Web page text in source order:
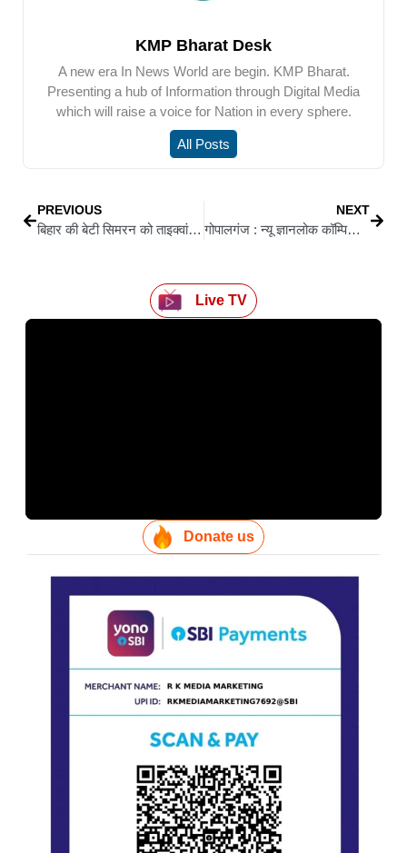
KMP Bharat Desk
A new era In News World are begin. KMP Bharat.
Presenting a hub of Information through Digital Media
which will raise a voice for Nation in every sphere.
All Posts
PREVIOUS
बिहार की बेटी सिमरन को ताइक्वांडो में गोल्ड मेडल
NEXT
गोपालगंज : न्यू ज्ञानलोक कॉम्पिटिशन स्कूल का ऐतिहासिक प्रदर्शन: सैनिक स्कूल परीक्षा में 90 में 90 छात्र सफल
Live TV
Donate us